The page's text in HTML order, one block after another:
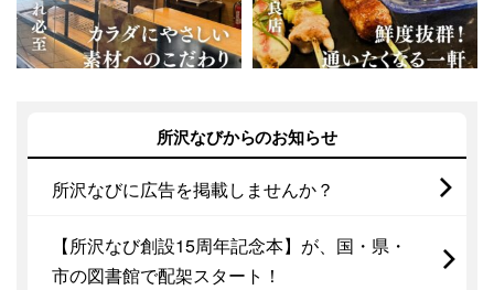
所沢なびからのお知らせ
所沢なびに広告を掲載しませんか？
【所沢なび創設15周年記念本】が、国・県・
市の図書館で配架スタート！